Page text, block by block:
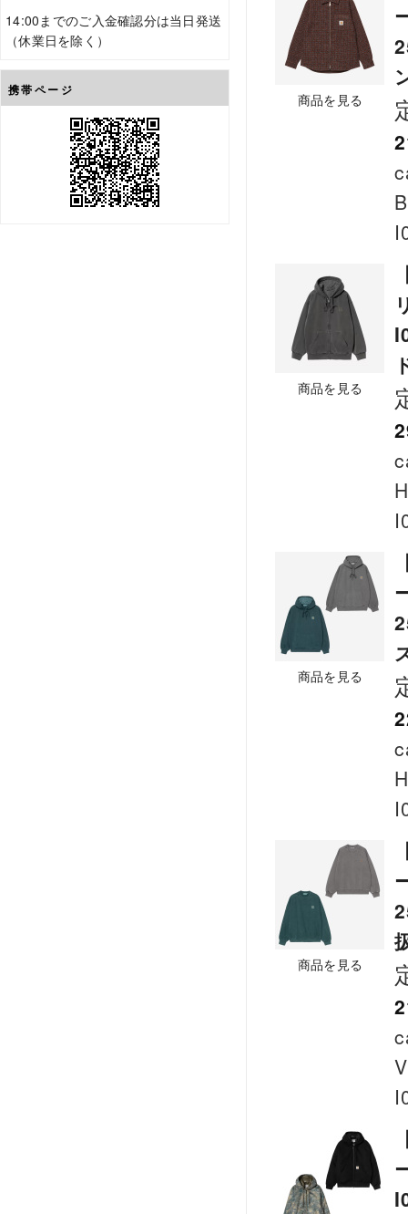
14:00までのご入金確認分は当日発送
（休業日を除く）
携帯ページ
商品を見る
商品を見る
商品を見る
商品を見る